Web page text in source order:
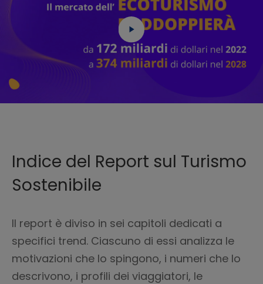
Indice del Report sul Turismo
Sostenibile
Il report è diviso in sei capitoli dedicati a
specifici trend. Ciascuno di essi analizza le
motivazioni che lo spingono, i numeri che lo
descrivono, i profili dei viaggiatori, le